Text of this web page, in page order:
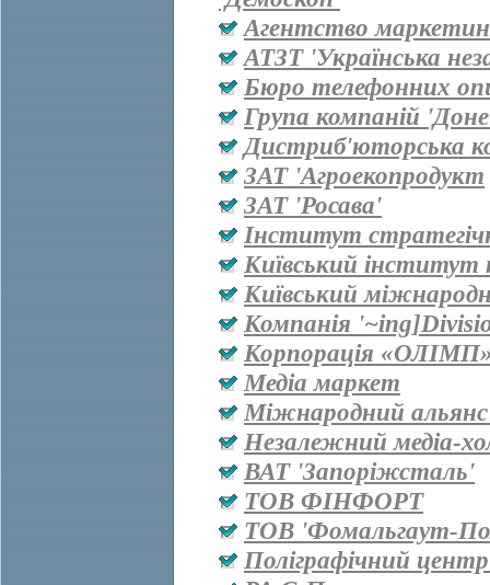
Агентство
АТЗТ 'Українська
Бюро телефонних
Група компаній
Дистриб'юторська
ЗАТ 'Агроекопродукт
ЗАТ 'Росава'
Інститут
Київський інститут
Київський
Компанія
Корпорація
Медіа маркет
Міжнародний
Незалежний медіа-
ВАТ 'Запоріжсталь'
ТОВ ФІНФОРТ
ТОВ 'Фомальгаут-
Поліграфічний